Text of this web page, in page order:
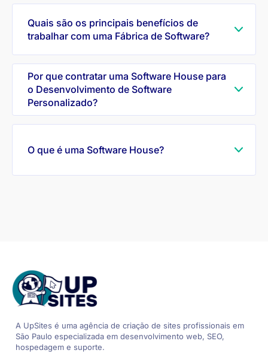
Quais são os principais benefícios de
trabalhar com uma Fábrica de Software?
Por que contratar uma Software House para
o Desenvolvimento de Software
Personalizado?
O que é uma Software House?
A UpSites é uma agência de criação de sites profissionais em
São Paulo especializadaem desenvolvimento web, SEO,
hospedagem e suporte.